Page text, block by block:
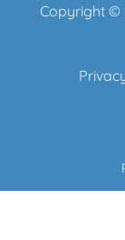
Copyright ©